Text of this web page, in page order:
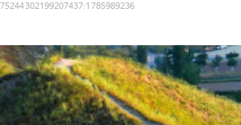
:1785989236